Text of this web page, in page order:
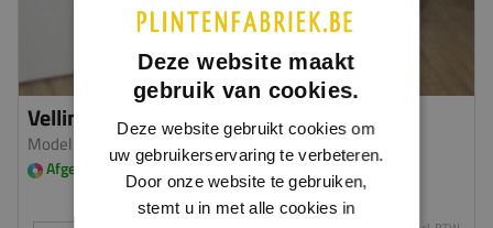
Vellingplintneut
Model 0307 | MDF v313
Afgelakt in meerdere kleuren leverbaar
Deze website maakt
gebruik van cookies.
Deze website gebruikt cookies om
uw gebruikerservaring te verbeteren.
Door onze website te gebruiken,
stemt u in met alle cookies in